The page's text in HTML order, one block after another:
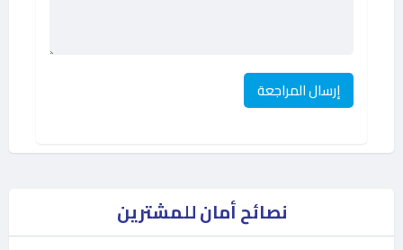
نصائح أمان للمشترين